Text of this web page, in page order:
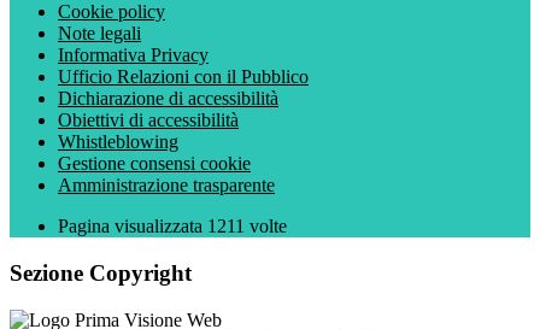
Cookie policy
Note legali
Informativa Privacy
Ufficio Relazioni con il Pubblico
Dichiarazione di accessibilità
Obiettivi di accessibilità
Whistleblowing
Gestione consensi cookie
Amministrazione trasparente
Pagina visualizzata 1211 volte
Sezione Copyright